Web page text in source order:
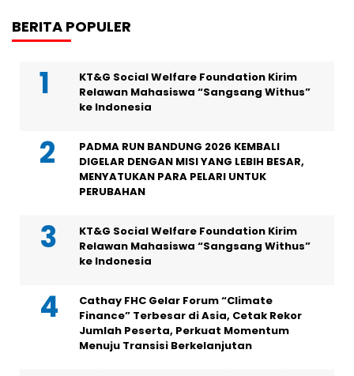
BERITA POPULER
KT&G Social Welfare Foundation Kirim
Relawan Mahasiswa “Sangsang Withus”
ke Indonesia
PADMA RUN BANDUNG 2026 KEMBALI
DIGELAR DENGAN MISI YANG LEBIH BESAR,
MENYATUKAN PARA PELARI UNTUK
PERUBAHAN
KT&G Social Welfare Foundation Kirim
Relawan Mahasiswa “Sangsang Withus”
ke Indonesia
Cathay FHC Gelar Forum “Climate
Finance” Terbesar di Asia, Cetak Rekor
Jumlah Peserta, Perkuat Momentum
Menuju Transisi Berkelanjutan